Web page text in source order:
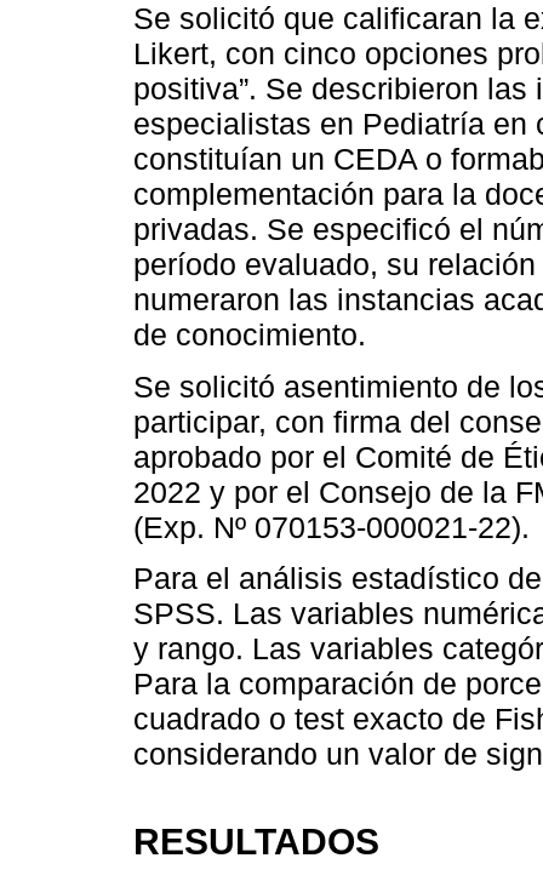
Se solicitó que calificaran la
Likert, con cinco opciones
positiva”. Se describieron
especialistas en Pediatría en
constituían un CEDA o
complementación para la
privadas. Se especificó el
período evaluado, su
numeraron las instancias
de conocimiento.
Se solicitó asentimiento de
participar, con firma del
aprobado por el Comité de
2022 y por el Consejo de la
(Exp. Nº 070153-000021-22).
Para el análisis estadístico
SPSS. Las variables
y rango. Las variables
Para la comparación de
cuadrado o test exacto de
considerando un valor de
RESULTADOS